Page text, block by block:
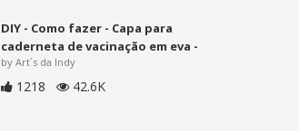
DIY - Como fazer - Capa para
caderneta de vacinação em eva -
by Art´s da Indy
1218 42.6K